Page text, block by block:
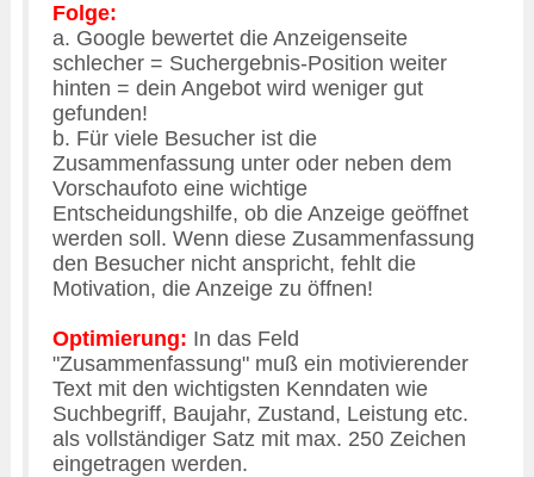
Folge:
a. Google bewertet die Anzeigenseite
schlecher = Suchergebnis-Position weiter
hinten = dein Angebot wird weniger gut
gefunden!
b. Für viele Besucher ist die
Zusammenfassung unter oder neben dem
Vorschaufoto eine wichtige
Entscheidungshilfe, ob die Anzeige geöffnet
werden soll. Wenn diese Zusammenfassung
den Besucher nicht anspricht, fehlt die
Motivation, die Anzeige zu öffnen!
Optimierung: In das Feld
"Zusammenfassung" muß ein motivierender
Text mit den wichtigsten Kenndaten wie
Suchbegriff, Baujahr, Zustand, Leistung etc.
als vollständiger Satz mit max. 250 Zeichen
eingetragen werden.